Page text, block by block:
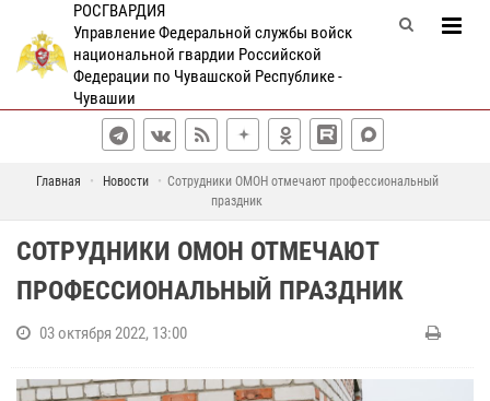
РОСГВАРДИЯ
Управление Федеральной службы войск
национальной гвардии Российской
Федерации по Чувашской Республике -
Чувашии
Главная Новости
Сотрудники ОМОН отмечают профессиональный
праздник
СОТРУДНИКИ ОМОН ОТМЕЧАЮТ
ПРОФЕССИОНАЛЬНЫЙ ПРАЗДНИК
03 октября 2022, 13:00